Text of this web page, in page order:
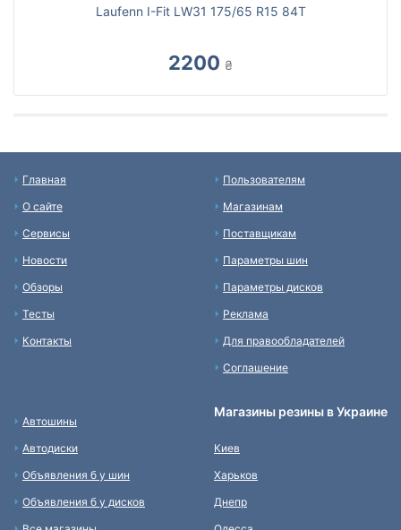
Laufenn I-Fit LW31 175/65 R15 84T
2200 ₴
Главная
О сайте
Сервисы
Новости
Обзоры
Тесты
Контакты
Пользователям
Магазинам
Поставщикам
Параметры шин
Параметры дисков
Реклама
Для правообладателей
Соглашение
Автошины
Автодиски
Объявления б у шин
Объявления б у дисков
Магазины резины в Украине
Киев
Харьков
Днепр